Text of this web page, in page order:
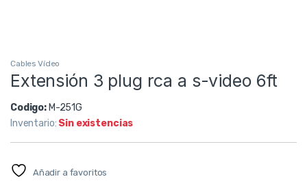
Cables Vídeo
Extensión 3 plug rca a s-video 6ft
Codigo: M-251G
Inventario: Sin existencias
Añadir a favoritos